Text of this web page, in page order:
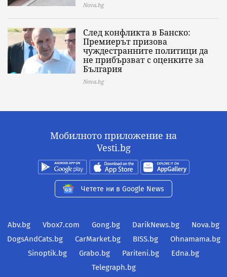
Nova.bg
След конфликта в Банско:
Премиерът призова
чуждестранните политици да
не прибързват с оценките за
България
Nova.bg
Мобилното приложение на
Vesti.bg
Четете ни в Google News
Abv.bg Vbox7.com Gong.bg DarikNews.bg
Nova.bg
DogsAndCats.bg
CarMarket.bg BISS.bg
Ohnamama.bg
Sinoptik.bg
Grabo.bg Pariteni.bg
Edna.bg
Telegraph.bg